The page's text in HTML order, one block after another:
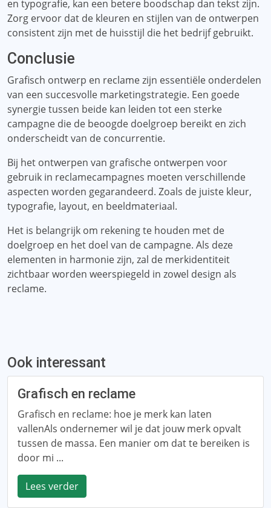
en typografie, kan een betere boodschap dan tekst zijn.
Zorg ervoor dat de kleuren en stijlen van de ontwerpen
consistent zijn met de huisstijl die het bedrijf gebruikt.
Conclusie
Grafisch ontwerp en reclame zijn essentiële onderdelen
van een succesvolle marketingstrategie. Een goede
synergie tussen beide kan leiden tot een sterke
campagne die de beoogde doelgroep bereikt en zich
onderscheidt van de concurrentie.
Bij het ontwerpen van grafische ontwerpen voor
gebruik in reclamecampagnes moeten verschillende
aspecten worden gegarandeerd. Zoals de juiste kleur,
typografie, layout, en beeldmateriaal.
Het is belangrijk om rekening te houden met de
doelgroep en het doel van de campagne. Als deze
elementen in harmonie zijn, zal de merkidentiteit
zichtbaar worden weerspiegeld in zowel design als
reclame.
Ook interessant
Grafisch en reclame
Grafisch en reclame: hoe je merk kan laten
vallenAls ondernemer wil je dat jouw merk opvalt
tussen de massa. Een manier om dat te bereiken is
door mi ...
Lees verder